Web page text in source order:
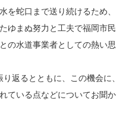
を蛇口まで送り続けるため、
ゆまぬ努力と工夫で福岡市民
の水道事業者としての熱い思
返るとともに、この機会に、
ている点などについてお聞か